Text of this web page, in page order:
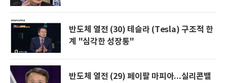
반도체 열전 (30) 테슬라 (Tesla) 구조적 한
계 "심각한 성장통"
반도체 열전 (29) 페이팔 마피아...실리콘밸